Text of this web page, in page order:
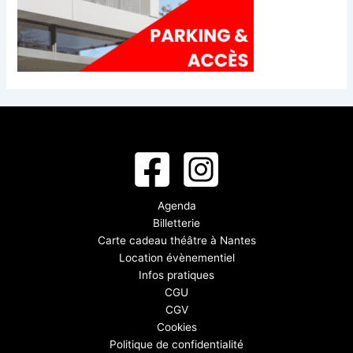
Agenda
Billetterie
Carte cadeau théâtre à Nantes
Location évènementiel
Infos pratiques
CGU
CGV
Cookies
Politique de confidentialité